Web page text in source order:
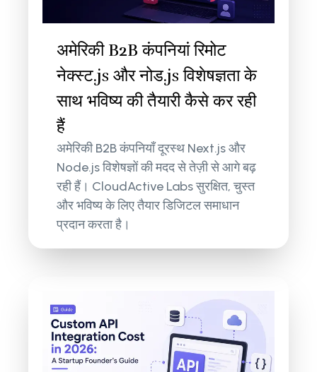
अमेरिकी B2B कंपनियां रिमोट
नेक्स्ट.js और नोड.js विशेषज्ञता के
साथ भविष्य की तैयारी कैसे कर रही
हैं
अमेरिकी B2B कंपनियाँ दूरस्थ Next.js और
Node.js विशेषज्ञों की मदद से तेज़ी से आगे बढ़
रही हैं। CloudActive Labs सुरक्षित, चुस्त
और भविष्य के लिए तैयार डिजिटल समाधान
प्रदान करता है।